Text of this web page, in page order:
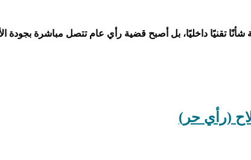
شأنًا تقنيًا داخليًا، بل أصبح قضية رأي عام تتصل مباشرة
(رأي حر)